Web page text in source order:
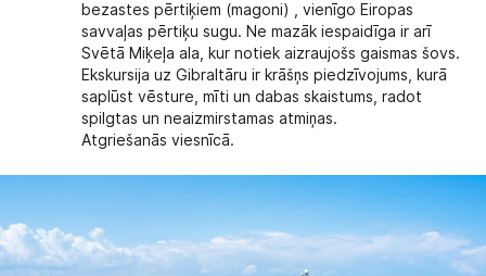
bezastes pērtiķiem (magoni) , vienīgo Eiropas
savvaļas pērtiķu sugu. Ne mazāk iespaidīga ir arī
Svētā Miķeļa ala, kur notiek aizraujošs gaismas šovs.
Ekskursija uz Gibraltāru ir krāšņs piedzīvojums, kurā
saplūst vēsture, mīti un dabas skaistums, radot
spilgtas un neaizmirstamas atmiņas.
Atgriešanās viesnīcā.